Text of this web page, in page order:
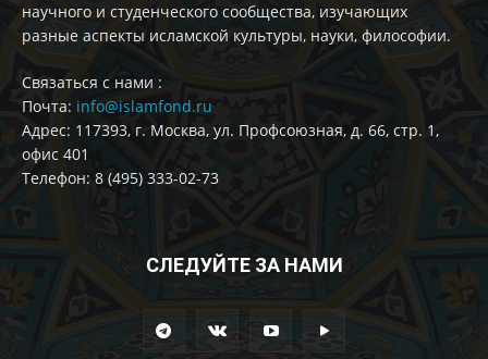
научного и студенческого сообщества, изучающих
разные аспекты исламской культуры, науки, философии.
Cвязаться с нами :
Почта: info@islamfond.ru
Адрес: 117393, г. Москва, ул. Профсоюзная, д. 66, стр. 1,
офис 401
Телефон: 8 (495) 333-02-73
СЛЕДУЙТЕ ЗА НАМИ